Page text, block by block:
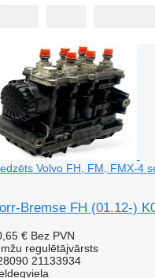
Volvo FH, FM, FMX-4
Bremse FH (01.12-)
€ Bez PVN
regulētājvārsts
21133934